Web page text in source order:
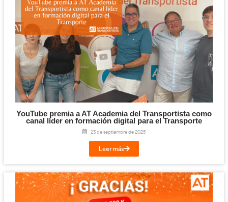
Sostenible
28 de abril de 2026
Leer más